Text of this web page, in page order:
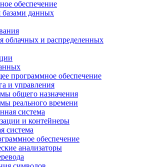
обеспечение
базами данных
облачных и распределенных
программное обеспечение
и управления
общего назначения
реального времени
система
и контейнеры
система
обеспечение
анализаторы